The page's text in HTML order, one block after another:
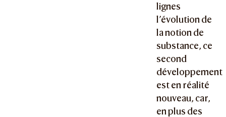
lignes
l’évolution de
la notion de
substance, ce
second
développement
est en réalité
nouveau, car,
en plus des